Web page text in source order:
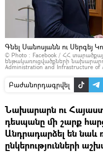
Գնել Սանոսյանն ու Սերգեյ
© Photo : Facebook / ՀՀ
ենթակառուցվածքների
Administration and Infrastructure of
Բաժանորդագրվել
Նախարարն ու
դեսպանը մի շարք
Անդրադարձել են նաև
ընկերությունների